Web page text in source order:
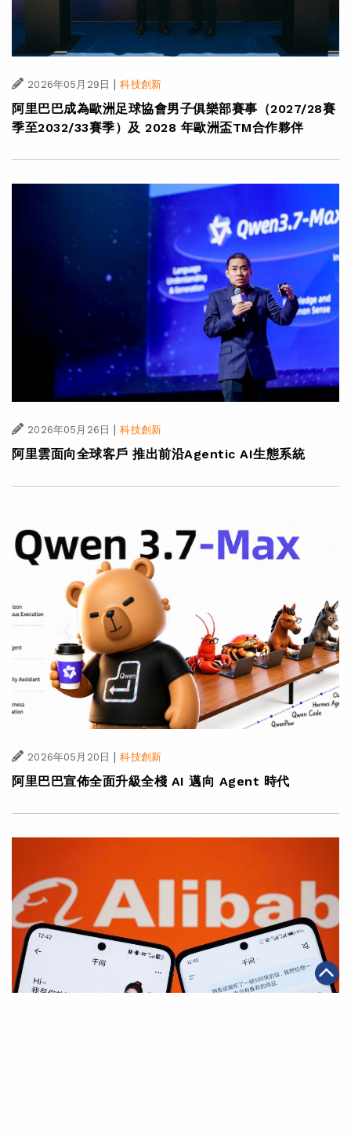
2026年05月29日 | 科技創新
阿里巴巴成為歐洲足球協會男子俱樂部賽事（2027/28賽
季至2032/33賽季）及 2028 年歐洲盃TM合作夥伴
2026年05月26日 科技創新
阿里雲面向全球客戶 推出前沿Agentic AI生態系統
2026年05月20日 | 科技創新
阿里巴巴宣佈全面升級全棧 AI 邁向 Agent 時代